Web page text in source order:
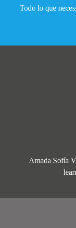
Todo lo que
Amada Sofía